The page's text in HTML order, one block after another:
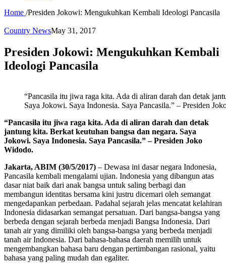
Home /Presiden Jokowi: Mengukuhkan Kembali Ideologi Pancasila
Country NewsMay 31, 2017
Presiden Jokowi: Mengukuhkan Kembali
Ideologi Pancasila
“Pancasila itu jiwa raga kita. Ada di aliran darah dan detak
Saya Jokowi. Saya Indonesia. Saya Pancasila.” – Presiden
“Pancasila itu jiwa raga kita. Ada di aliran darah dan detak
jantung kita. Berkat keutuhan bangsa dan negara. Saya
Jokowi. Saya Indonesia. Saya Pancasila.” – Presiden Joko
Widodo.
Jakarta, ABIM (30/5/2017) – Dewasa ini dasar negara Indonesia,
Pancasila kembali mengalami ujian. Indonesia yang dibangun atas
dasar niat baik dari anak bangsa untuk saling berbagi dan
membangun identitas bersama kini justru dicemari oleh semangat
mengedapankan perbedaan. Padahal sejarah jelas mencatat kelahiran
Indonesia didasarkan semangat persatuan. Dari bangsa-bangsa yang
berbeda dengan sejarah berbeda menjadi Bangsa Indonesia. Dari
tanah air yang dimiliki oleh bangsa-bangsa yang berbeda menjadi
tanah air Indonesia. Dari bahasa-bahasa daerah memilih untuk
mengembangkan bahasa baru dengan pertimbangan rasional, yaitu
bahasa yang paling mudah dan egaliter.